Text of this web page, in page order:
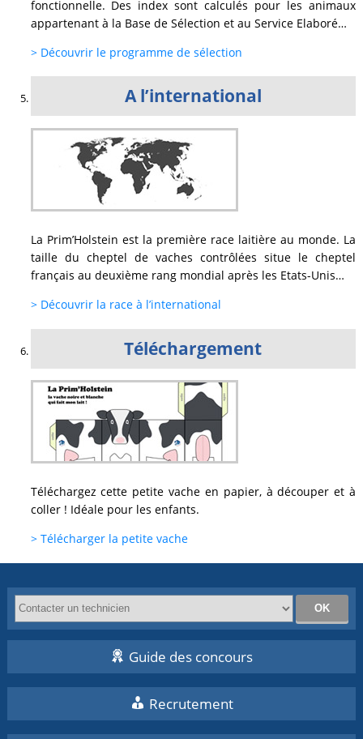
fonctionnelle. Des index sont calculés pour les animaux
appartenant à la Base de Sélection et au Service Elaboré…
> Découvrir le programme de sélection
A l’international
La Prim’Holstein est la première race laitière au monde. La
taille du cheptel de vaches contrôlées situe le cheptel
français au deuxième rang mondial après les Etats-Unis…
> Découvrir la race à l’international
Téléchargement
Téléchargez cette petite vache en papier, à découper et à
coller ! Idéale pour les enfants.
> Télécharger la petite vache
Guide des concours
Recrutement